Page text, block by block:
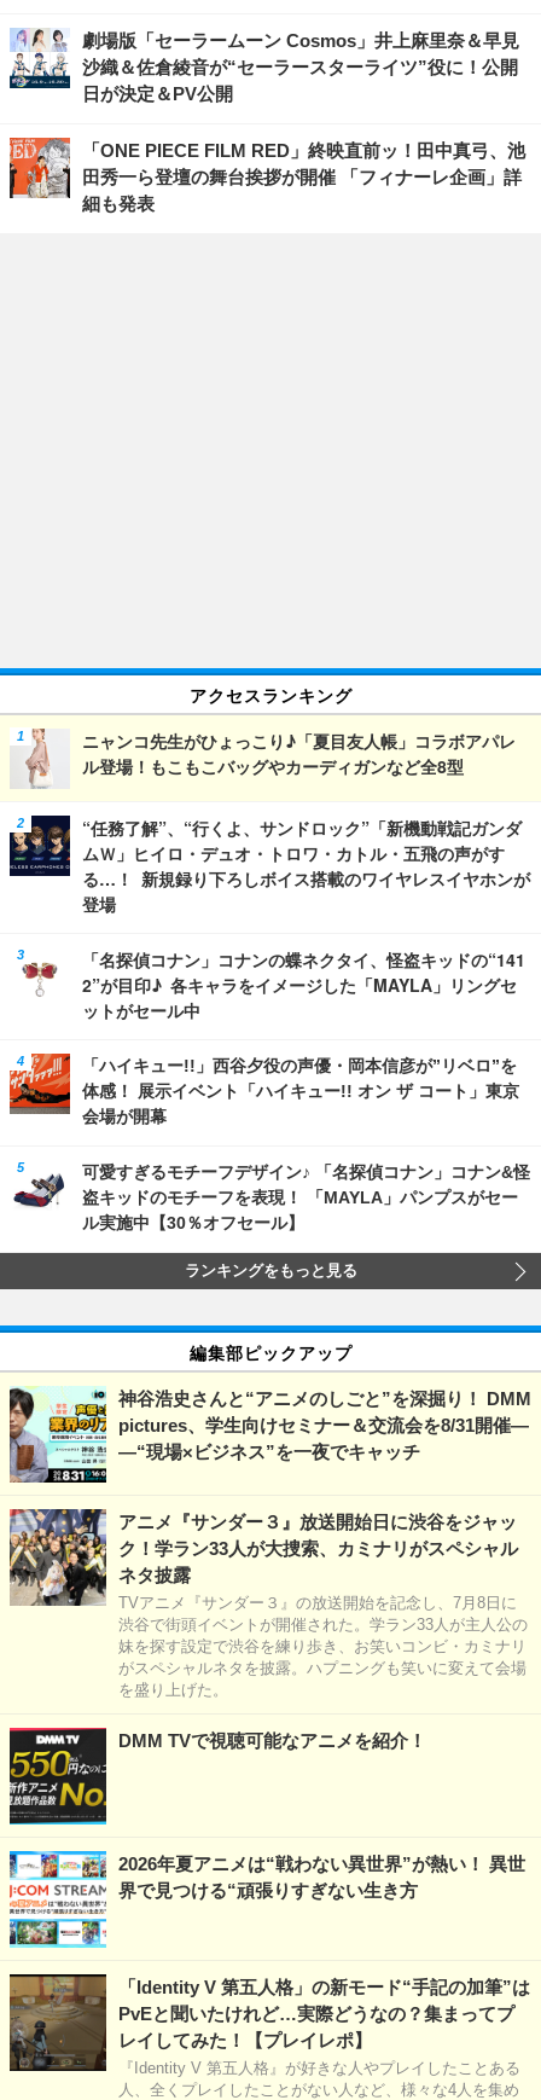
劇場版「セーラームーン Cosmos」井上麻里奈＆早見
沙織＆佐倉綾音が“セーラースターライツ”役に！公開
日が決定＆PV公開
「ONE PIECE FILM RED」終映直前ッ！田中真弓、池
田秀一ら登壇の舞台挨拶が開催 「フィナーレ企画」詳
細も発表
アクセスランキング
ニャンコ先生がひょっこり♪「夏目友人帳」コラボアパレ
ル登場！もこもこバッグやカーディガンなど全8型
“任務了解”、“行くよ、サンドロック”「新機動戦記ガンダ
ムＷ」ヒイロ・デュオ・トロワ・カトル・五飛の声がす
る…！ 新規録り下ろしボイス搭載のワイヤレスイヤホンが
登場
「名探偵コナン」コナンの蝶ネクタイ、怪盗キッドの“141
2”が目印♪ 各キャラをイメージした「MAYLA」リングセ
ットがセール中
「ハイキュー!!」西谷夕役の声優・岡本信彦が”リベロ”を
体感！ 展示イベント「ハイキュー!! オン ザ コート」東京
会場が開幕
可愛すぎるモチーフデザイン♪ 「名探偵コナン」コナン&怪
盗キッドのモチーフを表現！ 「MAYLA」パンプスがセー
ル実施中【30％オフセール】
ランキングをもっと見る
編集部ピックアップ
神谷浩史さんと“アニメのしごと”を深掘り！ DMM
pictures、学生向けセミナー＆交流会を8/31開催―
―“現場×ビジネス”を一夜でキャッチ
アニメ『サンダー３』放送開始日に渋谷をジャッ
ク！学ラン33人が大捜索、カミナリがスペシャル
ネタ披露
TVアニメ『サンダー３』の放送開始を記念し、7月8日に
渋谷で街頭イベントが開催された。学ラン33人が主人公の
妹を探す設定で渋谷を練り歩き、お笑いコンビ・カミナリ
がスペシャルネタを披露。ハプニングも笑いに変えて会場
を盛り上げた。
DMM TVで視聴可能なアニメを紹介！
2026年夏アニメは“戦わない異世界”が熱い！ 異世
界で見つける“頑張りすぎない生き方
「Identity V 第五人格」の新モード“手記の加筆”は
PvEと聞いたけれど…実際どうなの？集まってプ
レイしてみた！【プレイレポ】
『Identity V 第五人格』が好きな人やプレイしたことある
人、全くプレイしたことがない人など、様々な4人を集め